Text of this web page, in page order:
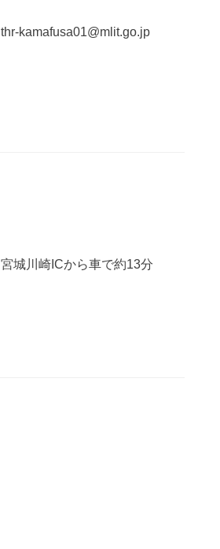
thr-kamafusa01@mlit.go.jp
宮城川崎ICから車で約13分